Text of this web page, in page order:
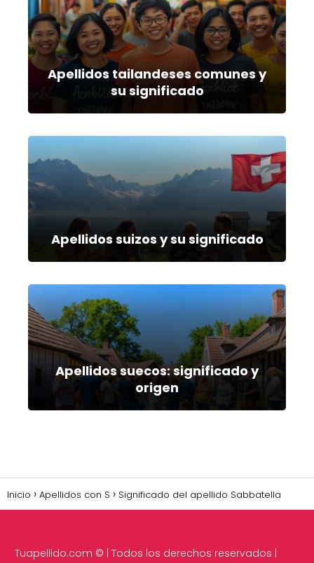
Apellidos tailandeses comunes y
su significado
Apellidos suizos y su significado
Apellidos suecos: significado y
origen
Inicio Apellidos con S Significado del apellido Sabbatella
Tuapellido.com © | Todos los derechos reservados |